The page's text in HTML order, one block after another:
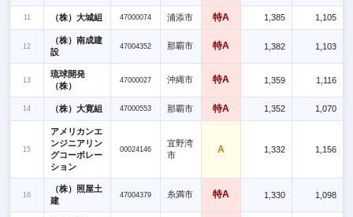
11 （株）大城組 47000074 浦添市 特A 1,385 1,105
12
（株）南成建
設
47004352 那覇市 特A 1,382 1,103
13
琉球開発
（株）
47000027 沖縄市 特A 1,359 1,116
14 （株）大寛組 47000553 那覇市 特A 1,352 1,070
15
アメリカンエ
ンジニアリン
グコーポレー
ション
00024146
宜野湾
市
A 1,332 1,156
16
（株）照屋土
建
47004379 糸満市 特A 1,330 1,098